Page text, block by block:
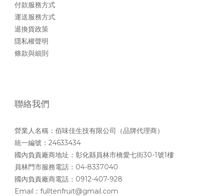
付款服務方式
運送服務方式
退換貨政策
隱私權聲明
條款與細則
聯絡我們
營業人名稱：佰味佳生技有限公司（品牌代理商）
統一編號：24633434
國內負責廠商地址：彰化縣員林市橋愛七街30-1號1樓
員林門市服務電話：04-8337040
國內負責廠商電話：0912-407-928
Email：fulltenfruit@gmail.com